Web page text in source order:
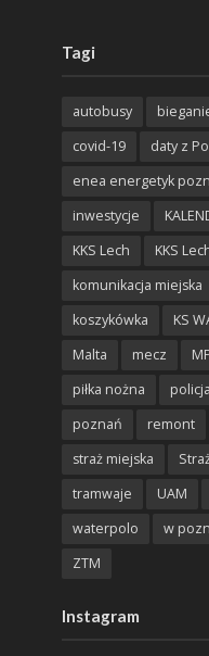
Tagi
autobusy
covid-19
daty z
enea energetyk
inwestycje
KKS Lech
KKS
komunikacja miejska
koszykówka
KS
Malta
mecz
piłka nożna
policja
poznań
remont
straż miejska
tramwaje
UAM
waterpolo
w
ZTM
Instagram